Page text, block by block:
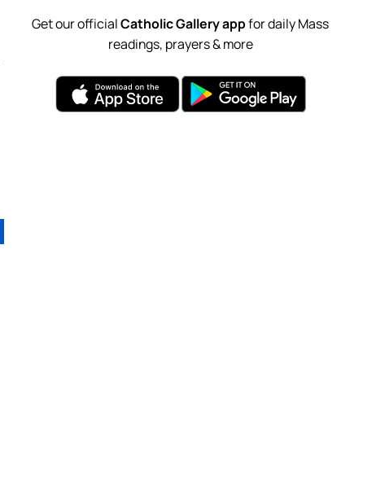
Get our officialCatholic Gallery appfor daily Mass
readings, prayers & more